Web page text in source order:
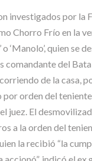
investigados por la
Chorro Frío en la
o ‘Manolo’, quien
comandante del
de la casa,
por orden del
juez. El
a la orden del
la recibió “la